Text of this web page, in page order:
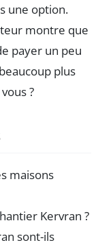
une option.
montre que
payer un peu
plus
?
maisons
Kervran ?
sont-ils